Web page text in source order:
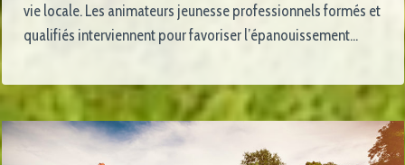
vie locale. Les animateurs jeunesse professionnels formés et
qualifiés interviennent pour favoriser l’épanouissement…